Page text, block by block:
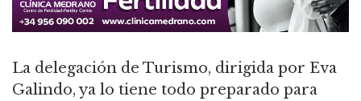
La delegación de Turismo, dirigida por Eva
Galindo, ya lo tiene todo preparado para